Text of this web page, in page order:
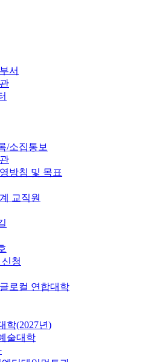
서
/소집통보
방침 및 목표
교직원
청
로컬 연합대학
학(2027년)
술대학